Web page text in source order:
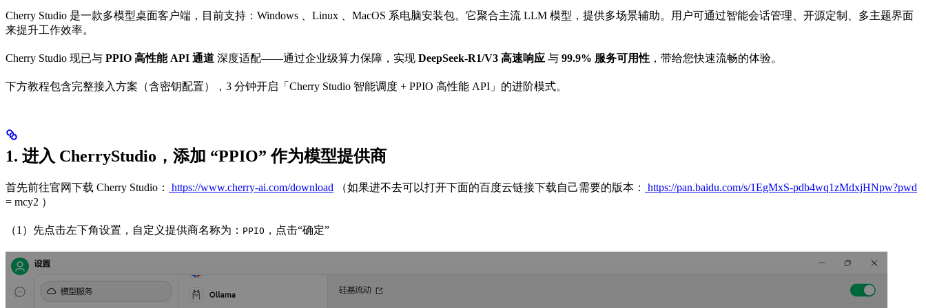
Cherry Studio 是一款多模型桌面客户端，目前支持：Windows 、Linux 、MacOS 系电脑安装包。它聚合主流 LLM 模型，提供多场景辅助。用户可通过智能会话管理、开源定制、多主题界面
来提升工作效率。
Cherry Studio 现已与 PPIO 高性能 API 通道 深度适配——通过企业级算力保障，实现 DeepSeek-R1/V3 高速响应 与 99.9% 服务可用性 ，带给您快速流畅的体验。
下方教程包含完整接入方案（含密钥配置），3 分钟开启「Cherry Studio 智能调度 + PPIO 高性能 API」的进阶模式。
1. 进入 CherryStudio，添加 “PPIO” 作为模型提供商
首先前往官网下载 Cherry Studio： https://www.cherry-ai.com/download （如果进不去可以打开下面的百度云链接下载自己需要的版本：
https://pan.baidu.com/s/1EgMxS-pdb4wq1zMdxjHNpw?pwd
= mcy2 ）
（1）先点击左下角设置，自定义提供商名称为： PPIO ，点击“确定”